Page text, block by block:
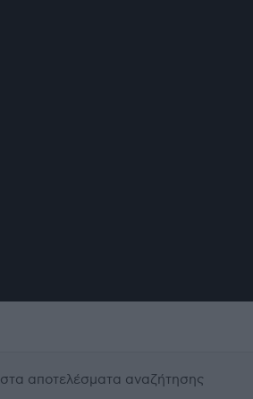
στα αποτελέσματα αναζήτησης